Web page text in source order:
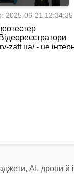
2025-06-21 12:34:35
zaft.ua/ - це
на
технічної
AI, дрони й